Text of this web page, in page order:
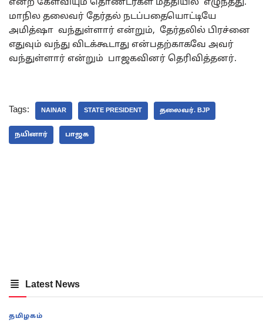
என்ற கேள்வியும் தொண்டர்கள் மத்தியில் எழுந்தது.
மாநில தலைவர் தேர்தல் நடப்பதையொட்டியே
அமித்ஷா வந்துள்ளார் என்றும், தேர்தலில் பிரச்னை
எதுவும் வந்து விடக்கூடாது என்பதற்காகவே அவர்
வந்துள்ளார் என்றும் பாஜகவினர் தெரிவித்தனர்.
Tags: NAINAR STATE PRESIDENT தலைவர். BJP
நயினார் பாஜக
Latest News
தமிழகம்